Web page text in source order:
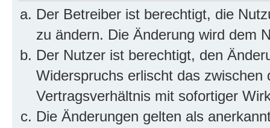
Der Betreiber ist berechtigt, die
zu ändern. Die Änderung wird dem
Der Nutzer ist berechtigt, den
Widerspruchs erlischt das
Vertragsverhältnis mit sofortiger
Die Änderungen gelten als